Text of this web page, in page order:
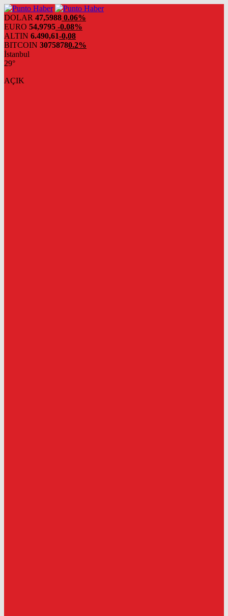
DOLAR 47,5988 0.06%
EURO 54,9795 -0.08%
ALTIN 6.490,61-0,08
BITCOIN 30758780.2%
İstanbul
29°
AÇIK